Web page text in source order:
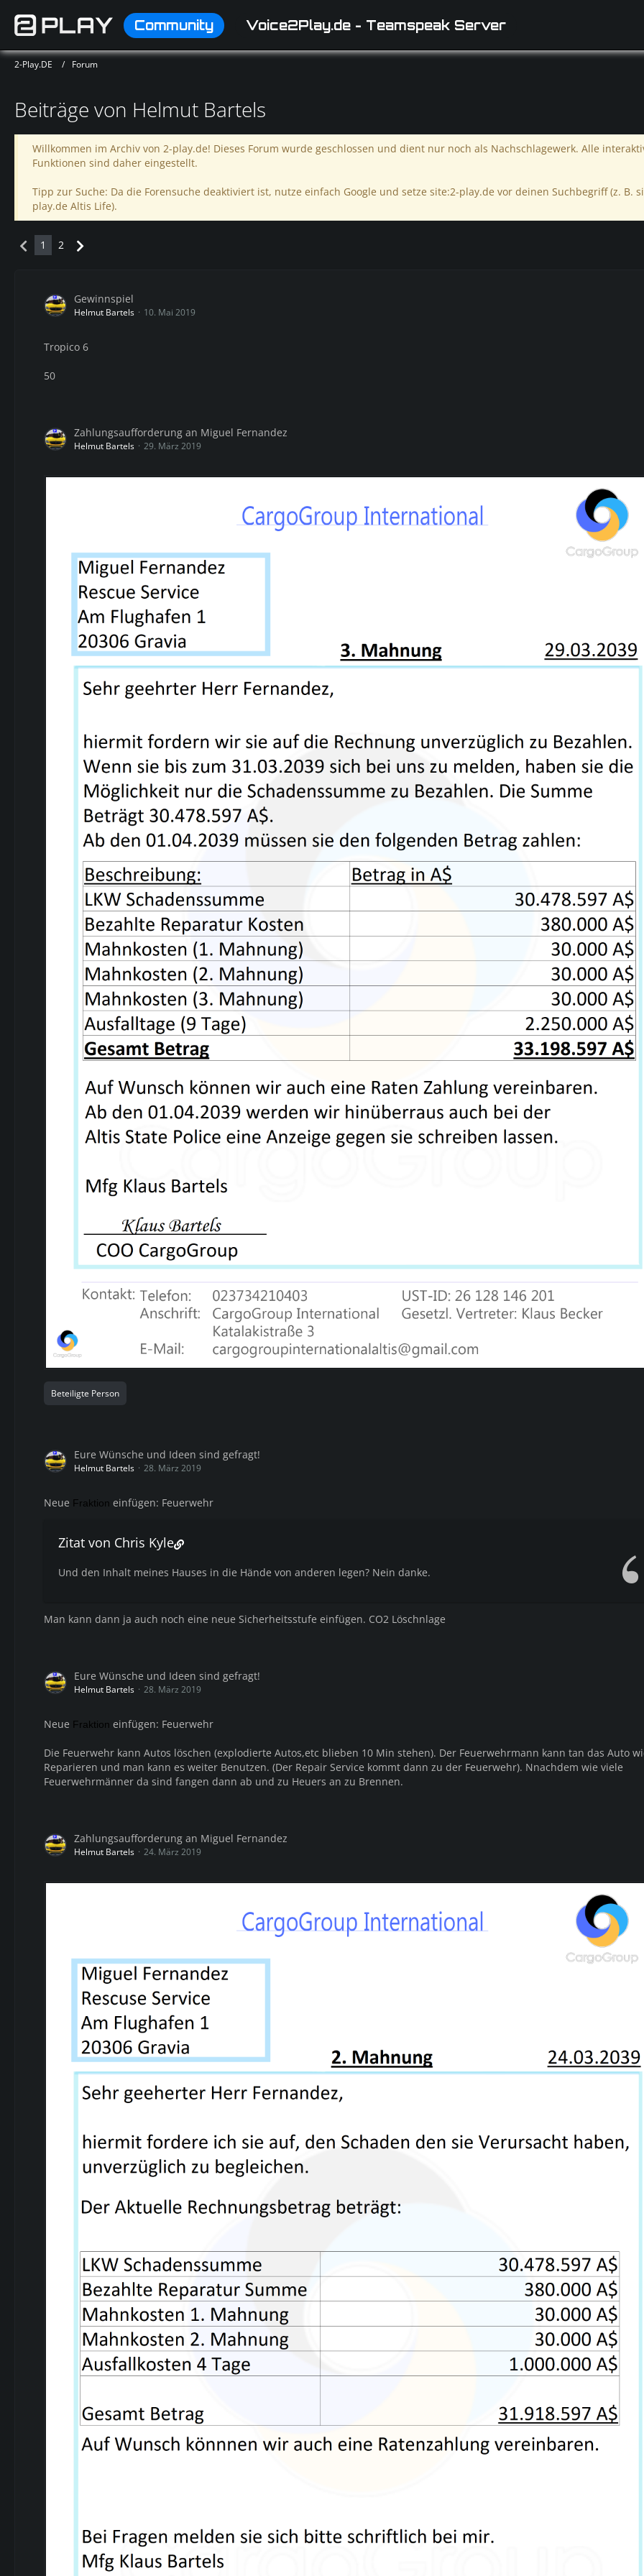
Community Voice2Play.de - Teamspeak Server
2-Play.DE Forum
Beiträge von Helmut Bartels
Willkommen im Archiv von 2-play.de! Dieses Forum wurde geschlossen und dient nur noch als Nachschlagewerk. Alle
Funktionen sind daher eingestellt.
Tipp zur Suche: Da die Forensuche deaktiviert ist, nutze einfach Google und setze site:2-play.de vor deinen Suchbegriff (z. B.
play.de Altis Life).
1 2
Gewinnspiel
Helmut Bartels 10. Mai 2019
Tropico 6
50
Zahlungsaufforderung an Miguel Fernandez
Helmut Bartels 29. März 2019
Beteiligte Person
Eure Wünsche und Ideen sind gefragt!
Helmut Bartels 28. März 2019
Neue Fraktion einfügen: Feuerwehr
Zitat von Chris Kyle
Und den Inhalt meines Hauses in die Hände von anderen legen? Nein danke.
Man kann dann ja auch noch eine neue Sicherheitsstufe einfügen. CO2 Löschnlage
Eure Wünsche und Ideen sind gefragt!
Helmut Bartels 28. März 2019
Neue Fraktion einfügen: Feuerwehr
Die Feuerwehr kann Autos löschen (explodierte Autos,etc blieben 10 Min stehen). Der Feuerwehrmann kann tan das Auto
Reparieren und man kann es weiter Benutzen. (Der Repair Service kommt dann zu der Feuerwehr). Nnachdem wie viele
Feuerwehrmänner da sind fangen dann ab und zu Heuers an zu Brennen.
Zahlungsaufforderung an Miguel Fernandez
Helmut Bartels 24. März 2019